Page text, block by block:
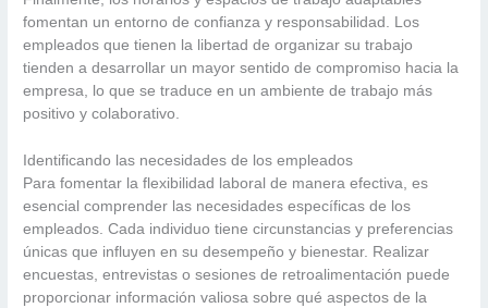
fomentan un entorno de confianza y responsabilidad. Los
empleados que tienen la libertad de organizar su trabajo
tienden a desarrollar un mayor sentido de compromiso hacia la
empresa, lo que se traduce en un ambiente de trabajo más
positivo y colaborativo.
Identificando las necesidades de los empleados
Para fomentar la flexibilidad laboral de manera efectiva, es
esencial comprender las necesidades específicas de los
empleados. Cada individuo tiene circunstancias y preferencias
únicas que influyen en su desempeño y bienestar. Realizar
encuestas, entrevistas o sesiones de retroalimentación puede
proporcionar información valiosa sobre qué aspectos de la